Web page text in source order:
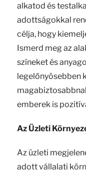
alkatod és
adottságokkal
célja, hogy
Ismerd meg az
színeket és
legelőnyösebben
emberek is
Az Üzleti
Az üzleti
adott vállalati